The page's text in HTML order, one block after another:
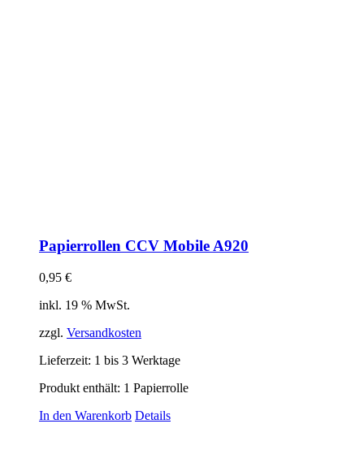
Papierrollen CCV Mobile A920
0,95 €
inkl. 19 % MwSt.
zzgl. Versandkosten
Lieferzeit: 1 bis 3 Werktage
Produkt enthält: 1 Papierrolle
In den Warenkorb Details